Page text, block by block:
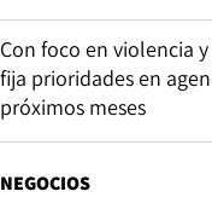
Con foco en violencia
fija prioridades en
próximos meses
NEGOCIOS